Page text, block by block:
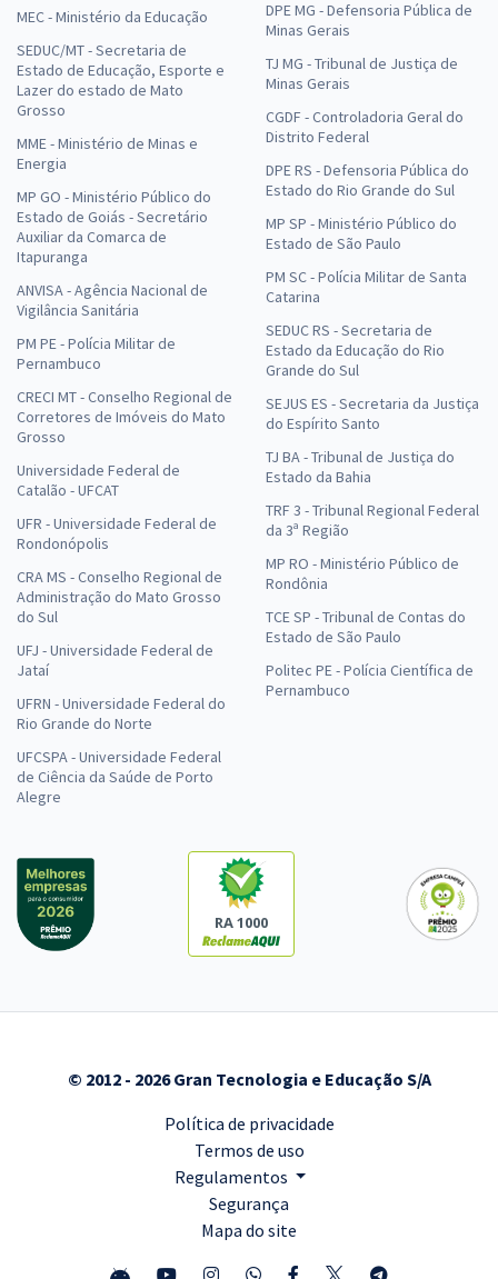
MEC - Ministério da Educação
SEDUC/MT - Secretaria de
Estado de Educação, Esporte e
Lazer do estado de Mato
Grosso
MME - Ministério de Minas e
Energia
MP GO - Ministério Público do
Estado de Goiás - Secretário
Auxiliar da Comarca de
Itapuranga
ANVISA - Agência Nacional de
Vigilância Sanitária
PM PE - Polícia Militar de
Pernambuco
CRECI MT - Conselho Regional de
Corretores de Imóveis do Mato
Grosso
Universidade Federal de
Catalão - UFCAT
UFR - Universidade Federal de
Rondonópolis
CRA MS - Conselho Regional de
Administração do Mato Grosso
do Sul
UFJ - Universidade Federal de
Jataí
UFRN - Universidade Federal do
Rio Grande do Norte
UFCSPA - Universidade Federal
de Ciência da Saúde de Porto
Alegre
DPE MG - Defensoria Pública de
Minas Gerais
TJ MG - Tribunal de Justiça de
Minas Gerais
CGDF - Controladoria Geral do
Distrito Federal
DPE RS - Defensoria Pública do
Estado do Rio Grande do Sul
MP SP - Ministério Público do
Estado de São Paulo
PM SC - Polícia Militar de Santa
Catarina
SEDUC RS - Secretaria de
Estado da Educação do Rio
Grande do Sul
SEJUS ES - Secretaria da Justiça
do Espírito Santo
TJ BA - Tribunal de Justiça do
Estado da Bahia
TRF 3 - Tribunal Regional Federal
da 3ª Região
MP RO - Ministério Público de
Rondônia
TCE SP - Tribunal de Contas do
Estado de São Paulo
Politec PE - Polícia Científica de
Pernambuco
RA 1000
© 2012 - 2026 Gran Tecnologia e Educação S/A
Política de privacidade
Termos de uso
Regulamentos
Segurança
Mapa do site